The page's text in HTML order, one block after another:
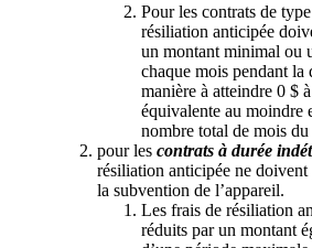
Pour les contrats de
résiliation anticipée
un montant minimal ou
chaque mois pendant la
manière à atteindre 0 $
équivalente au moindre
nombre total de mois du
pour les contrats à durée
résiliation anticipée ne doivent
la subvention de l’appareil.
Les frais de résiliation
réduits par un montant